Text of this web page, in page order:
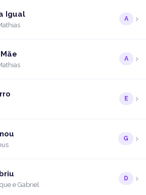
Igual
A
A
E
G
e Gabriel
D